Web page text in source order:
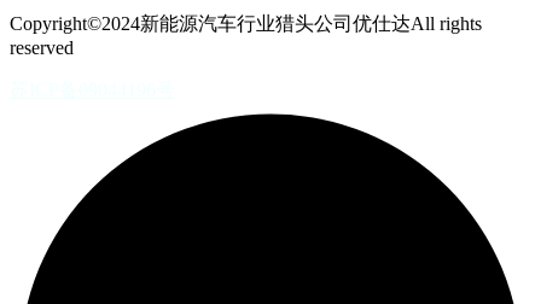
Copyright©2024新能源汽车行业猎头公司优仕达All rights
reserved